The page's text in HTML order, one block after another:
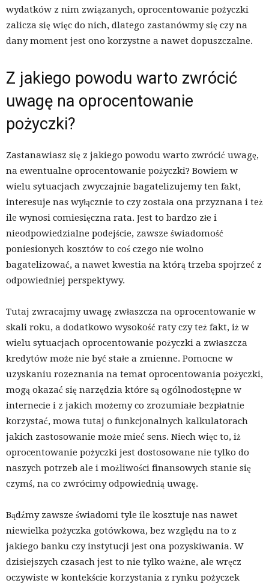
wydatków z nim związanych, oprocentowanie pożyczki
zalicza się więc do nich, dlatego zastanówmy się czy na
dany moment jest ono korzystne a nawet dopuszczalne.
Z jakiego powodu warto zwrócić
uwagę na oprocentowanie
pożyczki?
Zastanawiasz się z jakiego powodu warto zwrócić uwagę,
na ewentualne oprocentowanie pożyczki? Bowiem w
wielu sytuacjach zwyczajnie bagatelizujemy ten fakt,
interesuje nas wyłącznie to czy została ona przyznana i też
ile wynosi comiesięczna rata. Jest to bardzo złe i
nieodpowiedzialne podejście, zawsze świadomość
poniesionych kosztów to coś czego nie wolno
bagatelizować, a nawet kwestia na którą trzeba spojrzeć z
odpowiedniej perspektywy.
Tutaj zwracajmy uwagę zwłaszcza na oprocentowanie w
skali roku, a dodatkowo wysokość raty czy też fakt, iż w
wielu sytuacjach oprocentowanie pożyczki a zwłaszcza
kredytów może nie być stałe a zmienne. Pomocne w
uzyskaniu rozeznania na temat oprocentowania pożyczki,
mogą okazać się narzędzia które są ogólnodostępne w
internecie i z jakich możemy co zrozumiałe bezpłatnie
korzystać, mowa tutaj o funkcjonalnych kalkulatorach
jakich zastosowanie może mieć sens. Niech więc to, iż
oprocentowanie pożyczki jest dostosowane nie tylko do
naszych potrzeb ale i możliwości finansowych stanie się
czymś, na co zwrócimy odpowiednią uwagę.
Bądźmy zawsze świadomi tyle ile kosztuje nas nawet
niewielka pożyczka gotówkowa, bez względu na to z
jakiego banku czy instytucji jest ona pozyskiwania. W
dzisiejszych czasach jest to nie tylko ważne, ale wręcz
oczywiste w kontekście korzystania z rynku pożyczek